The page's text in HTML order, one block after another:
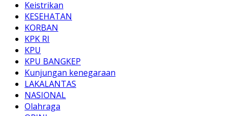
Keistrikan
KESEHATAN
KORBAN
KPK RI
KPU
KPU BANGKEP
Kunjungan kenegaraan
LAKALANTAS
NASIONAL
Olahraga